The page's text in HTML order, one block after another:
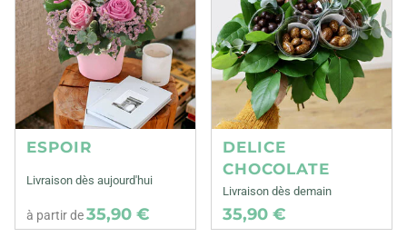
ESPOIR
Livraison dès aujourd'hui
à partir de35,90 €
DELICE
CHOCOLATE
Livraison dès demain
35,90 €